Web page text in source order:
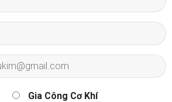
Gia Công Cơ Khí